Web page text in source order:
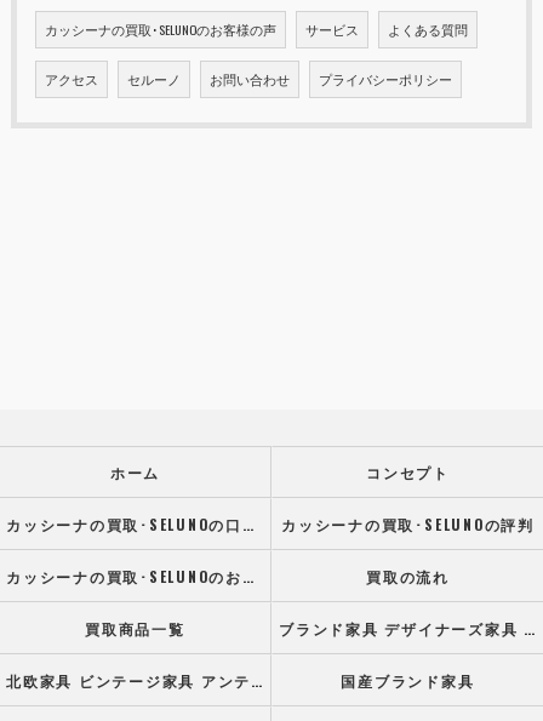
カッシーナの買取･SELUNOのお客様の声 サービス よくある質問
アクセス セルーノ お問い合わせ プライバシーポリシー
ホーム コンセプト
カッシーナの買取･SELUNOの口コミ情報 カッシーナの買取･SELUNOの評判
カッシーナの買取･SELUNOのお客様の声 買取の流れ
買取商品一覧 ブランド家具 デザイナーズ家具 高級オフィス家具
北欧家具 ビンテージ家具 アンティーク家具 国産ブランド家具